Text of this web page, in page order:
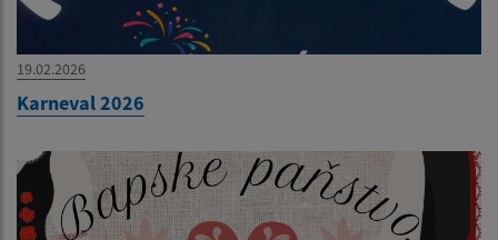
19.02.2026
Karneval 2026